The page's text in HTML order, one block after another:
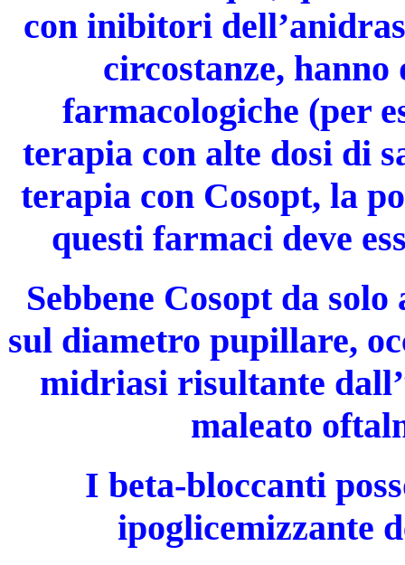
con inibitori
circostanze,
farmacologiche (per
terapia con alte dosi di
terapia con Cosopt, la
questi farmaci deve
Sebbene Cosopt da
sul diametro pupillare,
midriasi risultante
maleato
I beta-bloccanti
ipoglicemizzante